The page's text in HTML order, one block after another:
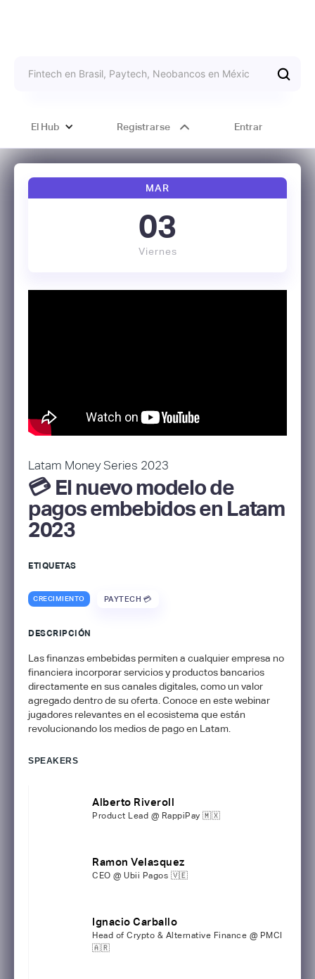
El Hub Registrarse Entrar
MAR
03
Viernes
Latam Money Series 2023
💳 El nuevo modelo de
pagos embebidos en Latam
2023
ETIQUETAS
CRECIMIENTO PAYTECH 💳
DESCRIPCIÓN
Las finanzas embebidas permiten a cualquier empresa no
financiera incorporar servicios y productos bancarios
directamente en sus canales digitales, como un valor
agregado dentro de su oferta. Conoce en este webinar
jugadores relevantes en el ecosistema que están
revolucionando los medios de pago en Latam.
SPEAKERS
Alberto Riveroll
Product Lead @ RappiPay 🇲🇽
Ramon Velasquez
CEO @ Ubii Pagos 🇻🇪
Ignacio Carballo
Head of Crypto & Alternative Finance @ PMCI
🇦🇷